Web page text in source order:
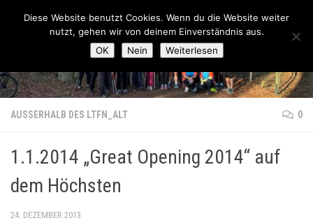
Zum Inhalt springen
Lauftreff-FN
AUSSERHALB DES LTFN_ALT 0
1.1.2014 „Great Opening 2014“ auf
dem Höchsten
24. DEZEMBER 2013
Diese Website benutzt Cookies. Wenn du die Website weiter
nutzt, gehen wir von deinem Einverständnis aus.
OK
Nein Weiterlesen